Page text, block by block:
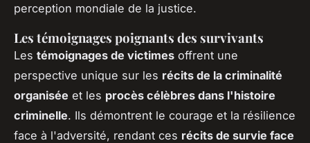
perception mondiale de la justice.
Les témoignages poignants des survivants
Les témoignages de victimes offrent une
perspective unique sur les récits de la criminalité
organisée et les procès célèbres dans l'histoire
criminelle. Ils démontrent le courage et la résilience
face à l'adversité, rendant ces récits de survie face